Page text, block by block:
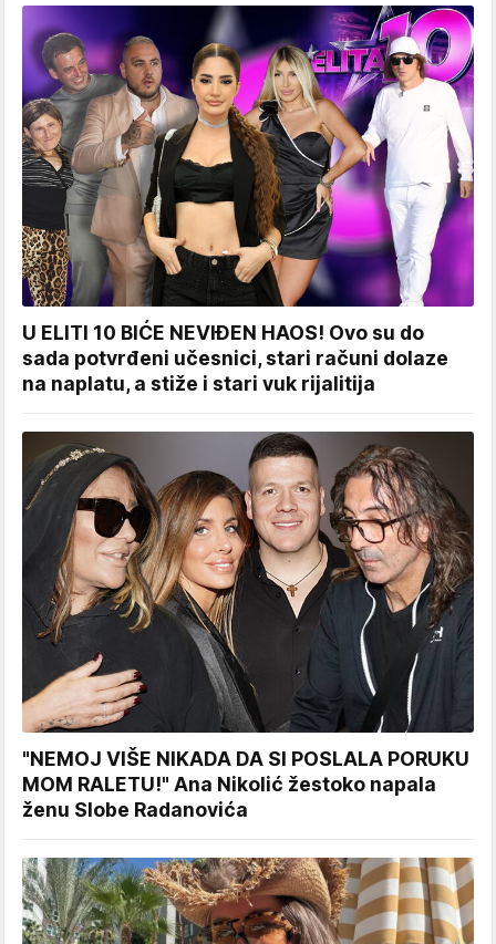
U ELITI 10 BIĆE NEVIĐEN HAOS! Ovo su do
sada potvrđeni učesnici, stari računi dolaze
na naplatu, a stiže i stari vuk rijalitija
"NEMOJ VIŠE NIKADA DA SI POSLALA PORUKU
MOM RALETU!" Ana Nikolić žestoko napala
ženu Slobe Radanovića